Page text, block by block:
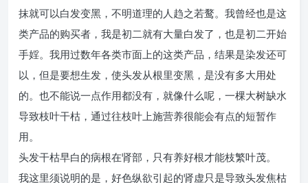
抹就可以白发变黑，不明道理的人趋之若鹜。我曾经也是这
类产品的购买者，我是初二就有大量白发了，也是初二开始
手婬。我用过数年各类市面上的这类产品，结果是染发还可
以，但是要想生发，使头发从根里变黑，是没有多大用处
的。也不能说一点作用都没有，就像什么呢，一棵大树缺水
导致枝叶干枯，通过往枝叶上施营养很能会有点的短暂作
用。
头发干枯早白的病根在肾部，只有养好根才能枝繁叶茂。
我这里须说明的是，好色纵欲引起的肾虚只是导致头发焦枯